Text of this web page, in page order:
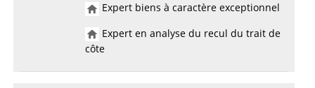
Expert biens à caractère exceptionnel
Expert en analyse du recul du trait de
côte